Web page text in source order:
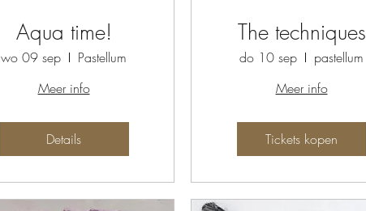
Aqua time!
wo 09 sep
Pastellum
Meer info
Details
The techniques
do 10 sep
pastellum
Meer info
Tickets kopen